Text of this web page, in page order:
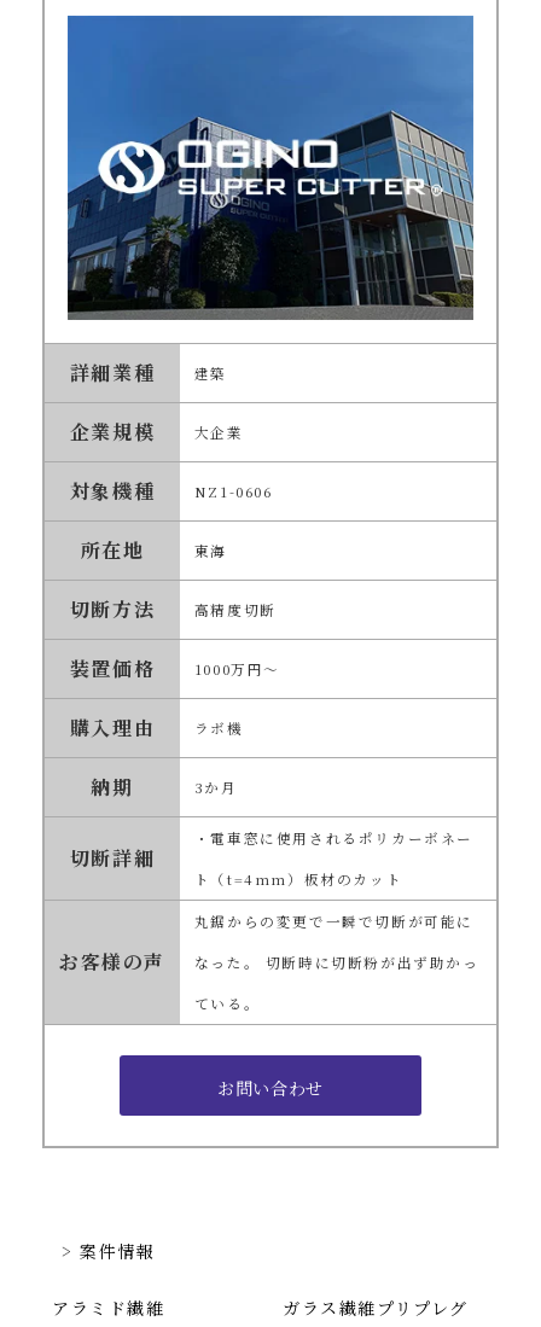
案件情報
アラミド繊維
ガラス繊維プリプレグ
詳細業種 建築
企業規模 大企業
対象機種 NZ1-0606
所在地 東海
切断方法 高精度切断
装置価格 1000万円～
購入理由 ラボ機
納期 3か月
切断詳細
・電車窓に使用されるポリカーボネー
ト（t=4mm）板材のカット
お客様の声
丸鋸からの変更で一瞬で切断が可能に
なった。 切断時に切断粉が出ず助かっ
ている。